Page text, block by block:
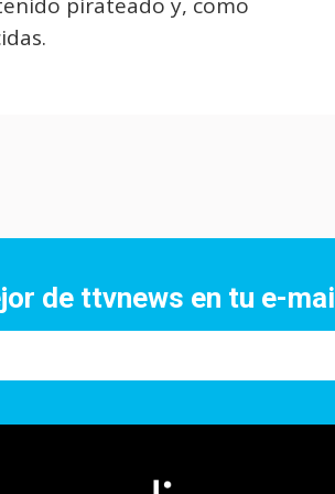
de ttvnews en tu e-